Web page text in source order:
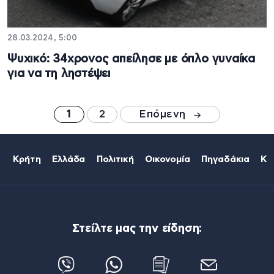
28.03.2024, 5:00
Ψυχικό: 34χρονος απείλησε με όπλο γυναίκα
για να τη ληστέψει
1 2 Επόμενη
Κρήτη Ελλάδα Πολιτική Οικονομία Πηγαδάκια
Στείλτε μας την είδηση: